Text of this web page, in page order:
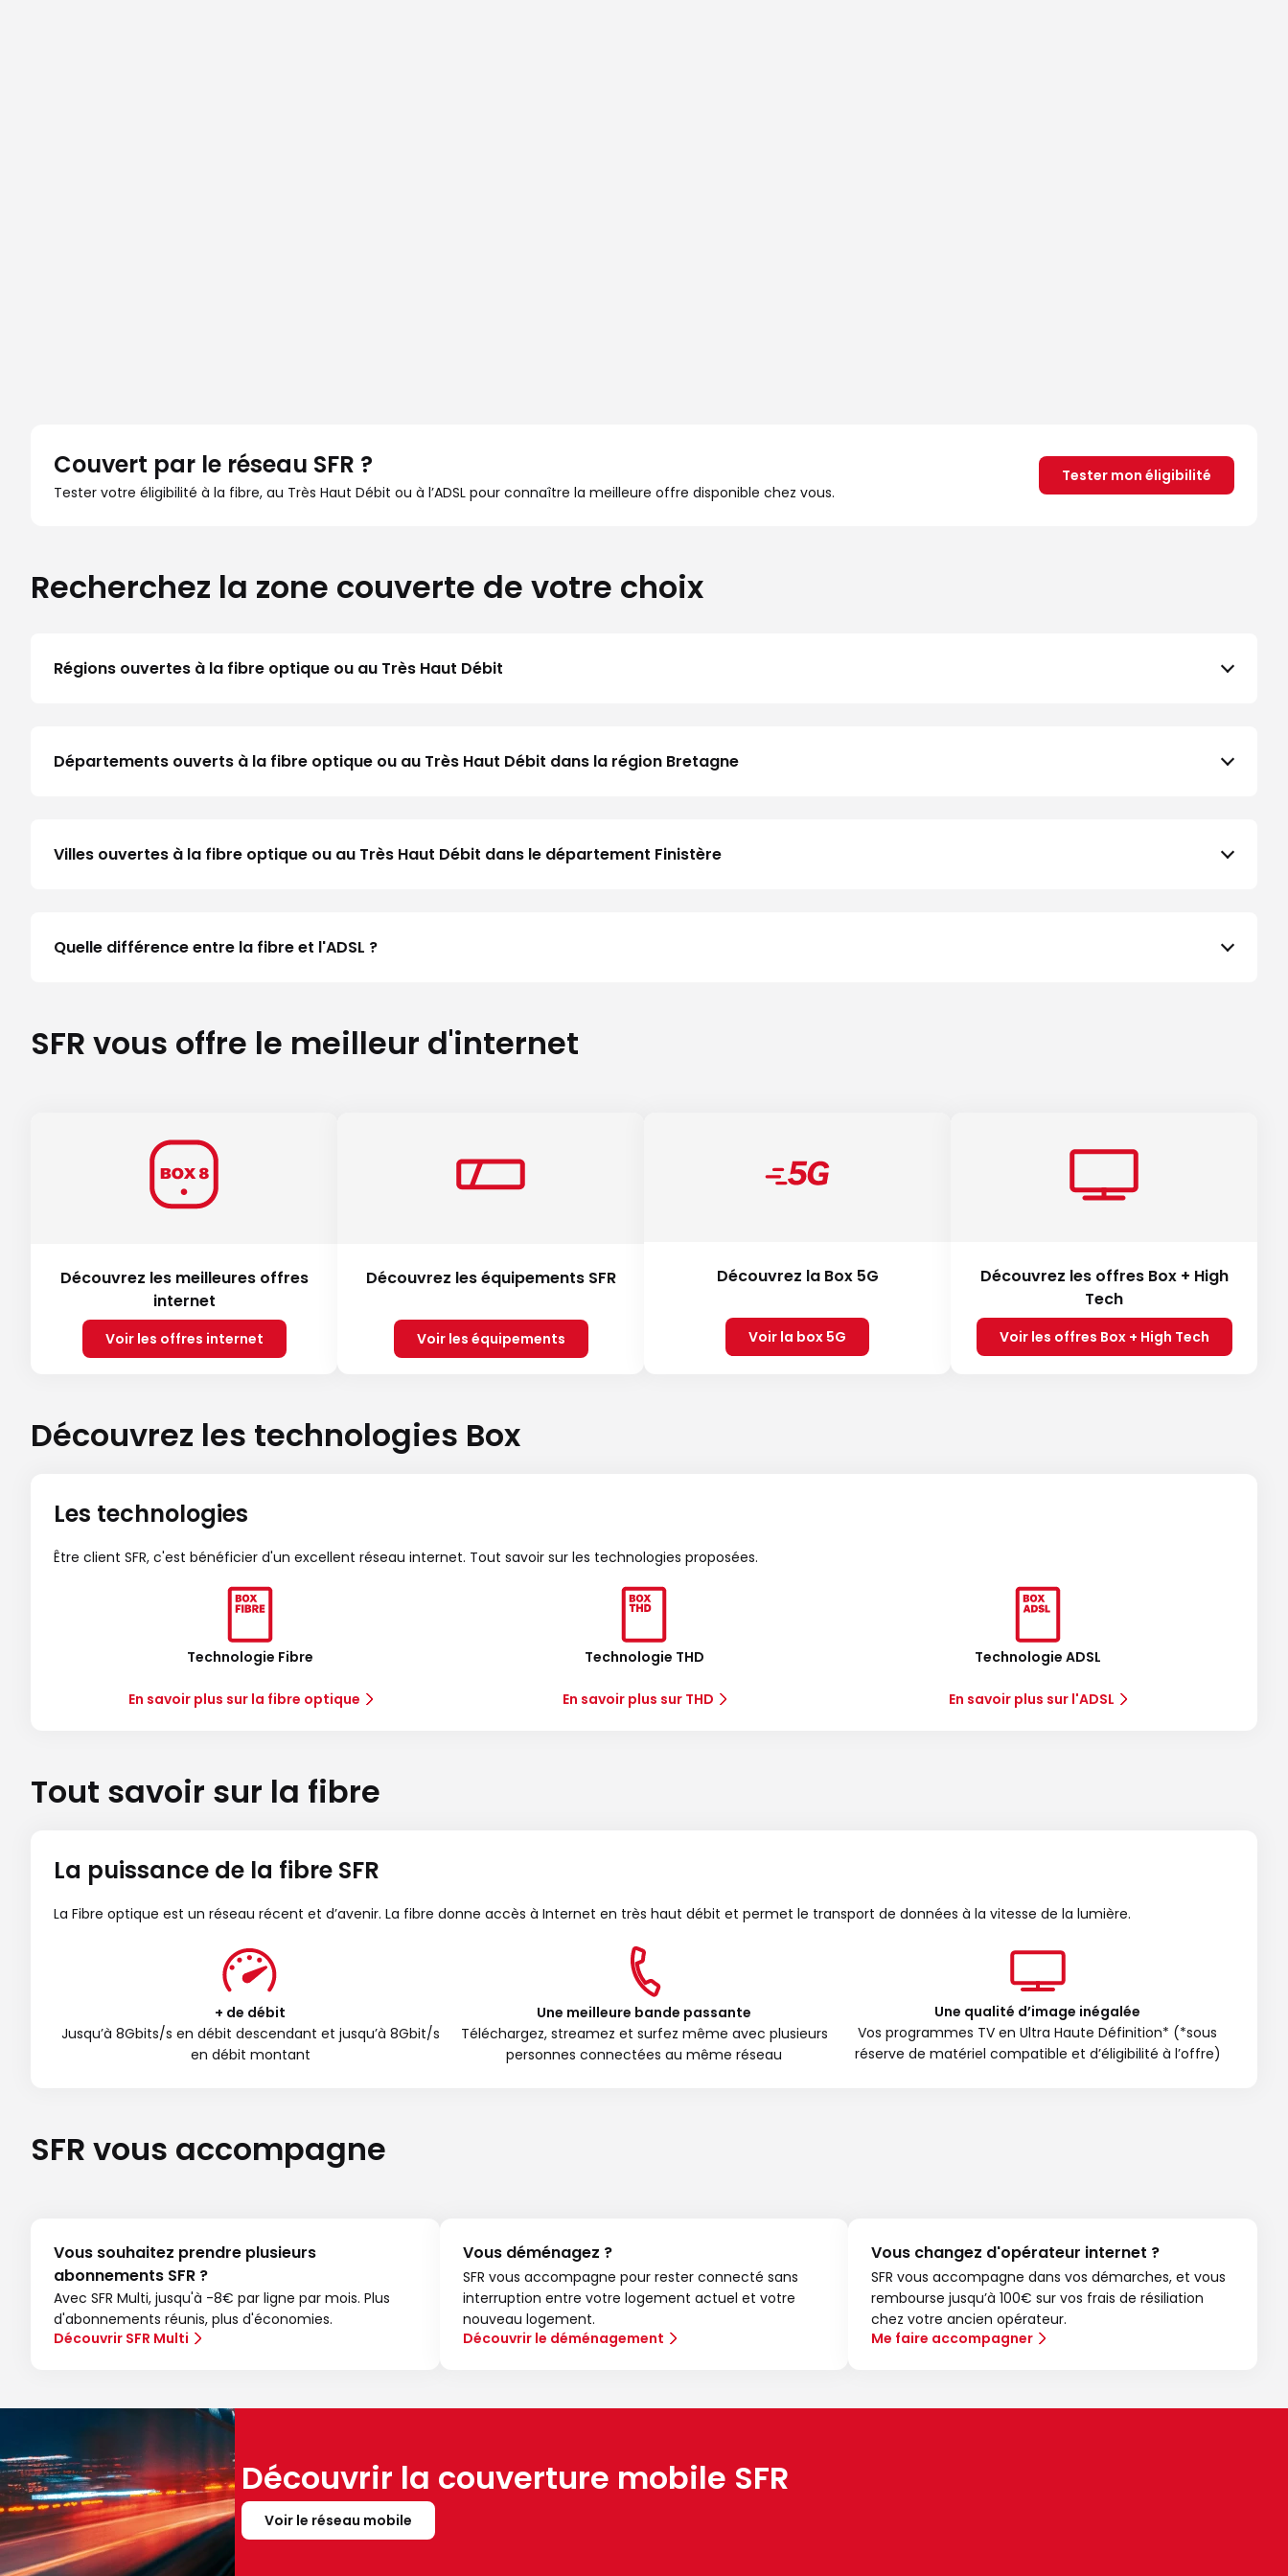
Couvert par le réseau SFR ?
Tester votre éligibilité à la fibre, au Très Haut Débit ou à l’ADSL pour connaître la meilleure offre disponible chez vous.
Tester mon éligibilité
Recherchez la zone couverte de votre choix
Régions ouvertes à la fibre optique ou au Très Haut Débit
Départements ouverts à la fibre optique ou au Très Haut Débit dans la région Bretagne
Villes ouvertes à la fibre optique ou au Très Haut Débit dans le département Finistère
Quelle différence entre la fibre et l'ADSL ?
SFR vous offre le meilleur d'internet
Découvrez les meilleures offres
internet
Voir les offres internet
Découvrez les équipements SFR
Voir les équipements
Découvrez la Box 5G
Voir la box 5G
Découvrez les offres Box + High
Tech
Voir les offres Box + High Tech
Découvrez les technologies Box
Les technologies
Être client SFR, c'est bénéficier d'un excellent réseau internet. Tout savoir sur les technologies proposées.
Technologie Fibre
En savoir plus sur la fibre optique
Technologie THD
En savoir plus sur THD
Technologie ADSL
En savoir plus sur l'ADSL
Tout savoir sur la fibre
La puissance de la fibre SFR
La Fibre optique est un réseau récent et d’avenir. La fibre donne accès à Internet en très haut débit et permet le transport de données à la vitesse de la lumière.
+ de débit
Jusqu’à 8Gbits/s en débit descendant et jusqu’à 8Gbit/s
en débit montant
Une meilleure bande passante
Téléchargez, streamez et surfez même avec plusieurs
personnes connectées au même réseau
Une qualité d’image inégalée
Vos programmes TV en Ultra Haute Définition* (*sous
réserve de matériel compatible et d’éligibilité à l’offre)
SFR vous accompagne
Vous souhaitez prendre plusieurs
abonnements SFR ?
Avec SFR Multi, jusqu'à -8€ par ligne par mois. Plus
d'abonnements réunis, plus d'économies.
Découvrir SFR Multi
Vous déménagez ?
SFR vous accompagne pour rester connecté sans
interruption entre votre logement actuel et votre
nouveau logement.
Découvrir le déménagement
Vous changez d'opérateur internet ?
SFR vous accompagne dans vos démarches, et vous
rembourse jusqu’à 100€ sur vos frais de résiliation
chez votre ancien opérateur.
Me faire accompagner
Découvrir la couverture mobile SFR
Voir le réseau mobile